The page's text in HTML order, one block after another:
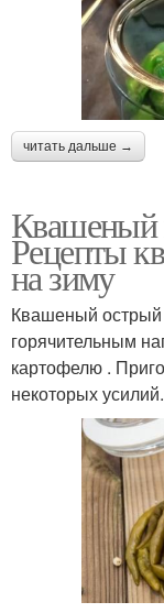
читать дальше →
Квашеный
Рецепты
на зиму
Квашеный острый
горячительным
картофелю .
некоторых усилий.